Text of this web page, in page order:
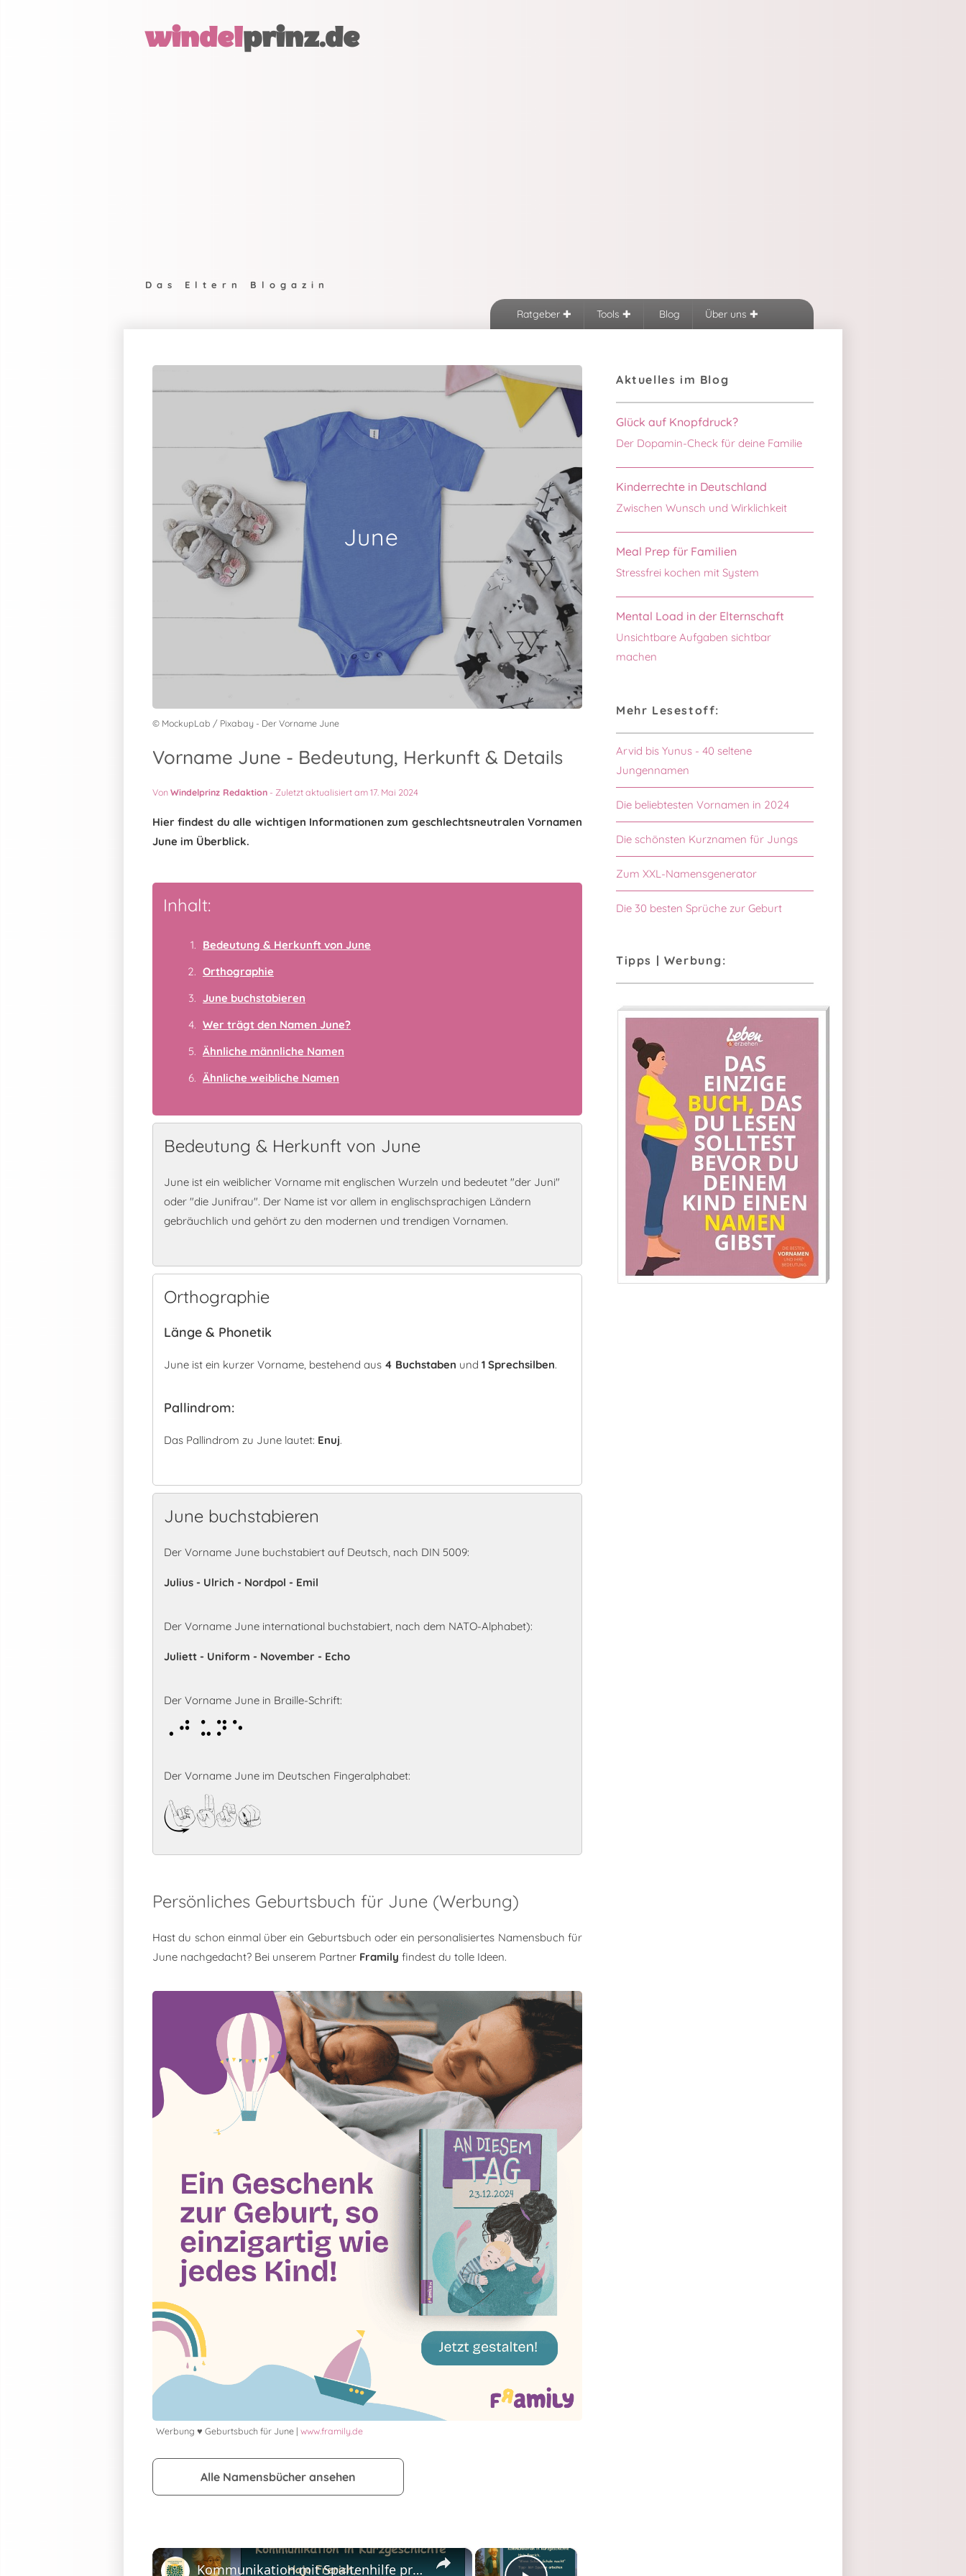
windelprinz.de
Das Eltern Blogazin
Ratgeber Tools Blog Über uns
June
© MockupLab / Pixabay - Der Vorname June
Vorname June - Bedeutung, Herkunft & Details
VonWindelprinz Redaktion - Zuletzt aktualisiert am 17. Mai 2024
Hier findest du alle wichtigen Informationen zum geschlechtsneutralen Vornamen
June im Überblick.
Inhalt:
Bedeutung & Herkunft von June
Orthographie
June buchstabieren
Wer trägt den Namen June?
Ähnliche männliche Namen
Ähnliche weibliche Namen
Bedeutung & Herkunft von June
June ist ein weiblicher Vorname mit englischen Wurzeln und bedeutet "der Juni"
oder "die Junifrau". Der Name ist vor allem in englischsprachigen Ländern
gebräuchlich und gehört zu den modernen und trendigen Vornamen.
Orthographie
Länge & Phonetik
June ist ein kurzer Vorname, bestehend aus 4 Buchstaben und 1 Sprechsilben.
Pallindrom:
Das Pallindrom zu June lautet: Enuj.
June buchstabieren
Der Vorname June buchstabiert auf Deutsch, nach DIN 5009:
Julius - Ulrich - Nordpol - Emil
Der Vorname June international buchstabiert, nach dem NATO-Alphabet):
Juliett - Uniform - November - Echo
Der Vorname June in Braille-Schrift:
June
Der Vorname June im Deutschen Fingeralphabet:
June
Persönliches Geburtsbuch für June (Werbung)
Hast du schon einmal über ein Geburtsbuch oder ein personalisiertes Namensbuch für
June nachgedacht? Bei unserem Partner Framily findest du tolle Ideen.
Werbung ♥ Geburtsbuch für June | www.framily.de
Alle Namensbücher ansehen
×
×
Kommunikation mit Spaltenhilfe prüfen - Kurzgeschichte "Wenn Schule Schule macht"
Aktuelles im Blog
Glück auf Knopfdruck?
Der Dopamin-Check für deine Familie
Kinderrechte in Deutschland
Zwischen Wunsch und Wirklichkeit
Meal Prep für Familien
Stressfrei kochen mit System
Mental Load in der Elternschaft
Unsichtbare Aufgaben sichtbar
machen
Mehr Lesestoff:
Arvid bis Yunus - 40 seltene
Jungennamen
Die beliebtesten Vornamen in 2024
Die schönsten Kurznamen für Jungs
Zum XXL-Namensgenerator
Die 30 besten Sprüche zur Geburt
Tipps | Werbung: